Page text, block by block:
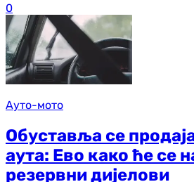
0
Ауто-мото
Обуставља се
аута: Ево како ће се
резервни дијелови